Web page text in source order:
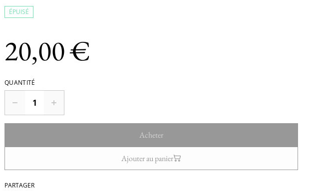
ÉPUISÉ
20,00 €
QUANTITÉ
Acheter
Ajouter au panier
PARTAGER